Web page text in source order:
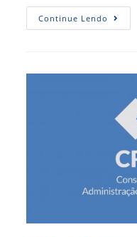
Continue Lendo Novo